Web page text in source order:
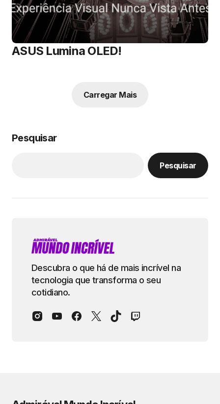
ASUS Lumina OLED!
Carregar Mais
Pesquisar
Pesquisar
Descubra o que há de mais incrível na
tecnologia que transforma o seu
cotidiano.